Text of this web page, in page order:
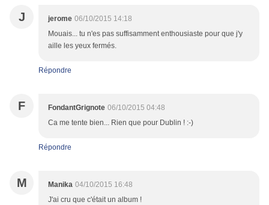
J jerome 06/10/2015 14:18
Mouais... tu n'es pas suffisamment enthousiaste pour que j'y
aille les yeux fermés.
Répondre
F FondantGrignote 06/10/2015 04:48
Ca me tente bien... Rien que pour Dublin ! :-)
Répondre
M Manika 04/10/2015 16:48
J'ai cru que c'était un album !